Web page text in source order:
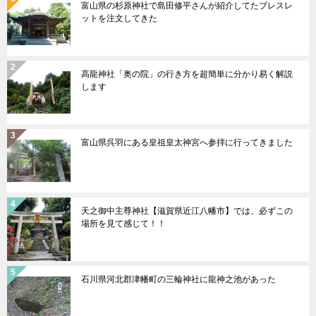
ー
シ
ン
富山県の杉原神社で島田修平さんが紹介してたブレスレ
ットを注文してきた
高龍神社「奥の院」の行き方を超簡単に分かり易く解説
します
富山県呉羽にある皇祖皇太神宮へ参拝に行ってきました
天之御中主尊神社【滋賀県近江八幡市】では、必ずこの
場所を見て感じて！！
石川県河北郡津幡町の三輪神社に龍神之池があった